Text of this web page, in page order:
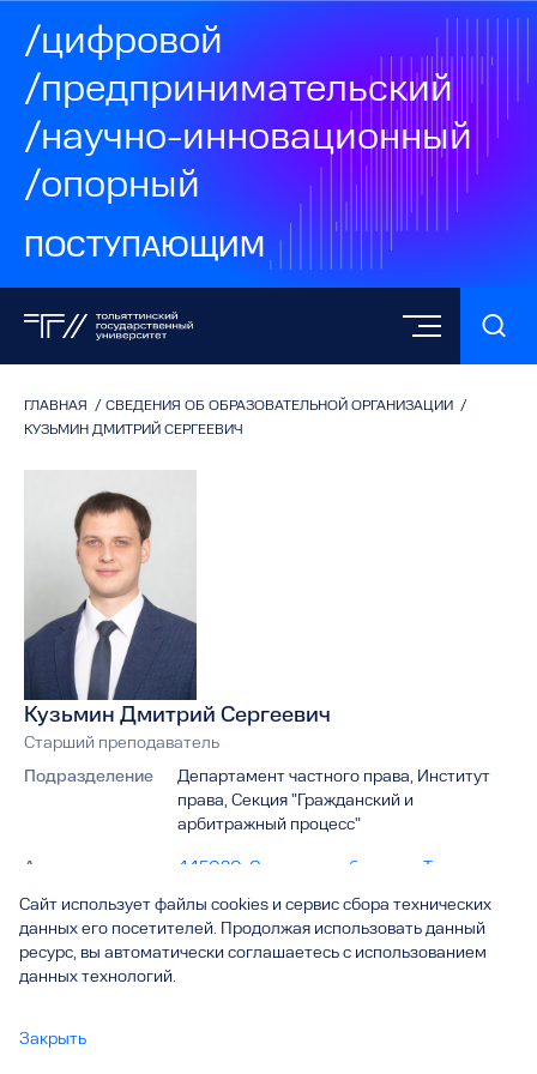
/цифровой
/предпринимательский
/научно-инновационный
/опорный
ПОСТУПАЮЩИМ
ГЛАВНАЯ / СВЕДЕНИЯ ОБ ОБРАЗОВАТЕЛЬНОЙ ОРГАНИЗАЦИИ /
КУЗЬМИН ДМИТРИЙ СЕРГЕЕВИЧ
Кузьмин Дмитрий Сергеевич
Старший преподаватель
Подразделение
Департамент частного права, Институт
права, Секция "Гражданский и
арбитражный процесс"
Адрес
445020, Самарская область, г. Тольятти,
Телефон 44-94-29
Внутренний номер
почта
Сайт использует файлы cookies и сервис сбора технических
данных его посетителей. Продолжая использовать данный
ресурс, вы автоматически соглашаетесь с использованием
данных технологий.
Закрыть